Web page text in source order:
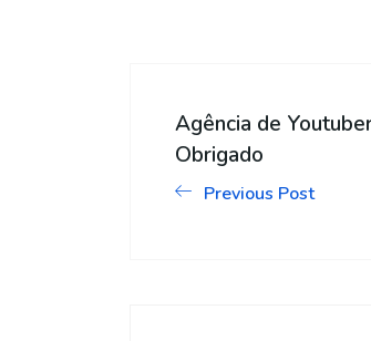
Agência de
Obrigado
Previous Post